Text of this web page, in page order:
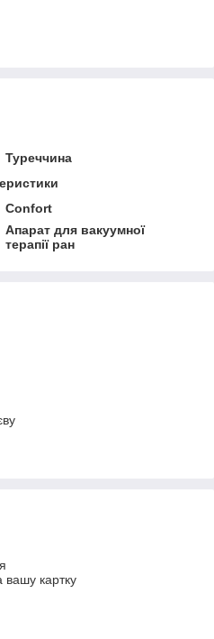
Туреччина
Confort
Апарат для вакуумної
терапії ран
вашу картку